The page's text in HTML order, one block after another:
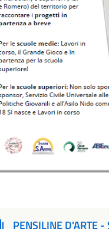
PENSILINE D'ARTE -